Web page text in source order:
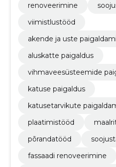
renoveerimine
viimistlustööd
akende ja uste
aluskatte paigaldus
vihmaveesüsteemide
katuse paigaldus
katusetarvikute
plaatimistööd
põrandatööd
fassaadi renoveerimine